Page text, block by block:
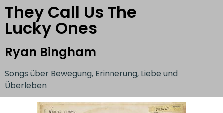
They Call Us The
Lucky Ones
Ryan Bingham
Songs über Bewegung, Erinnerung, Liebe und
Überleben